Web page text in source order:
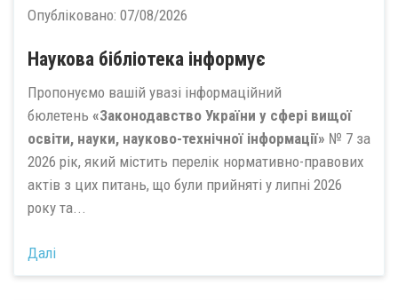
Опубліковано: 07/08/2026
Наукова бібліотека інформує
Пропонуємо вашій увазі інформаційний
бюлетень «Законодавство України у сфері вищої
освіти, науки, науково-технічної інформації» № 7 за
2026 рік, який містить перелік нормативно-правових
актів з цих питань, що були прийняті у липні 2026
року та...
Далі